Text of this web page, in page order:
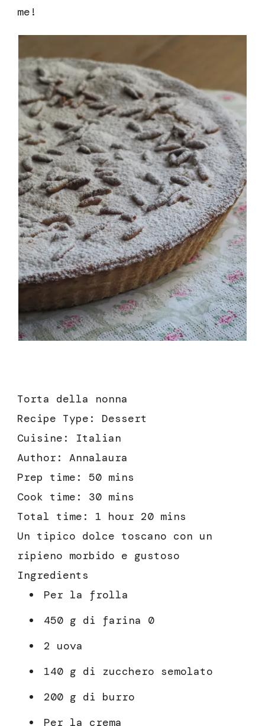
me!
Torta della nonna
Recipe Type : Dessert
Cuisine: Italian
Author: Annalaura
Prep time: 50 mins
Cook time: 30 mins
Total time: 1 hour 20 mins
Un tipico dolce toscano con un
ripieno morbido e gustoso
Ingredients
Per la frolla
450 g di farina 0
2 uova
140 g di zucchero semolato
200 g di burro
Per la crema